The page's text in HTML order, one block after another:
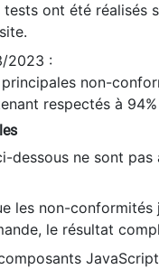
tests ont été réalisés
2023 :
non-
respectés à
dessous ne sont
les non-
le résultat